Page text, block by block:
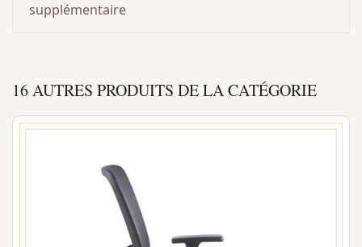
supplémentaire
16 AUTRES PRODUITS DE LA CATÉGORIE